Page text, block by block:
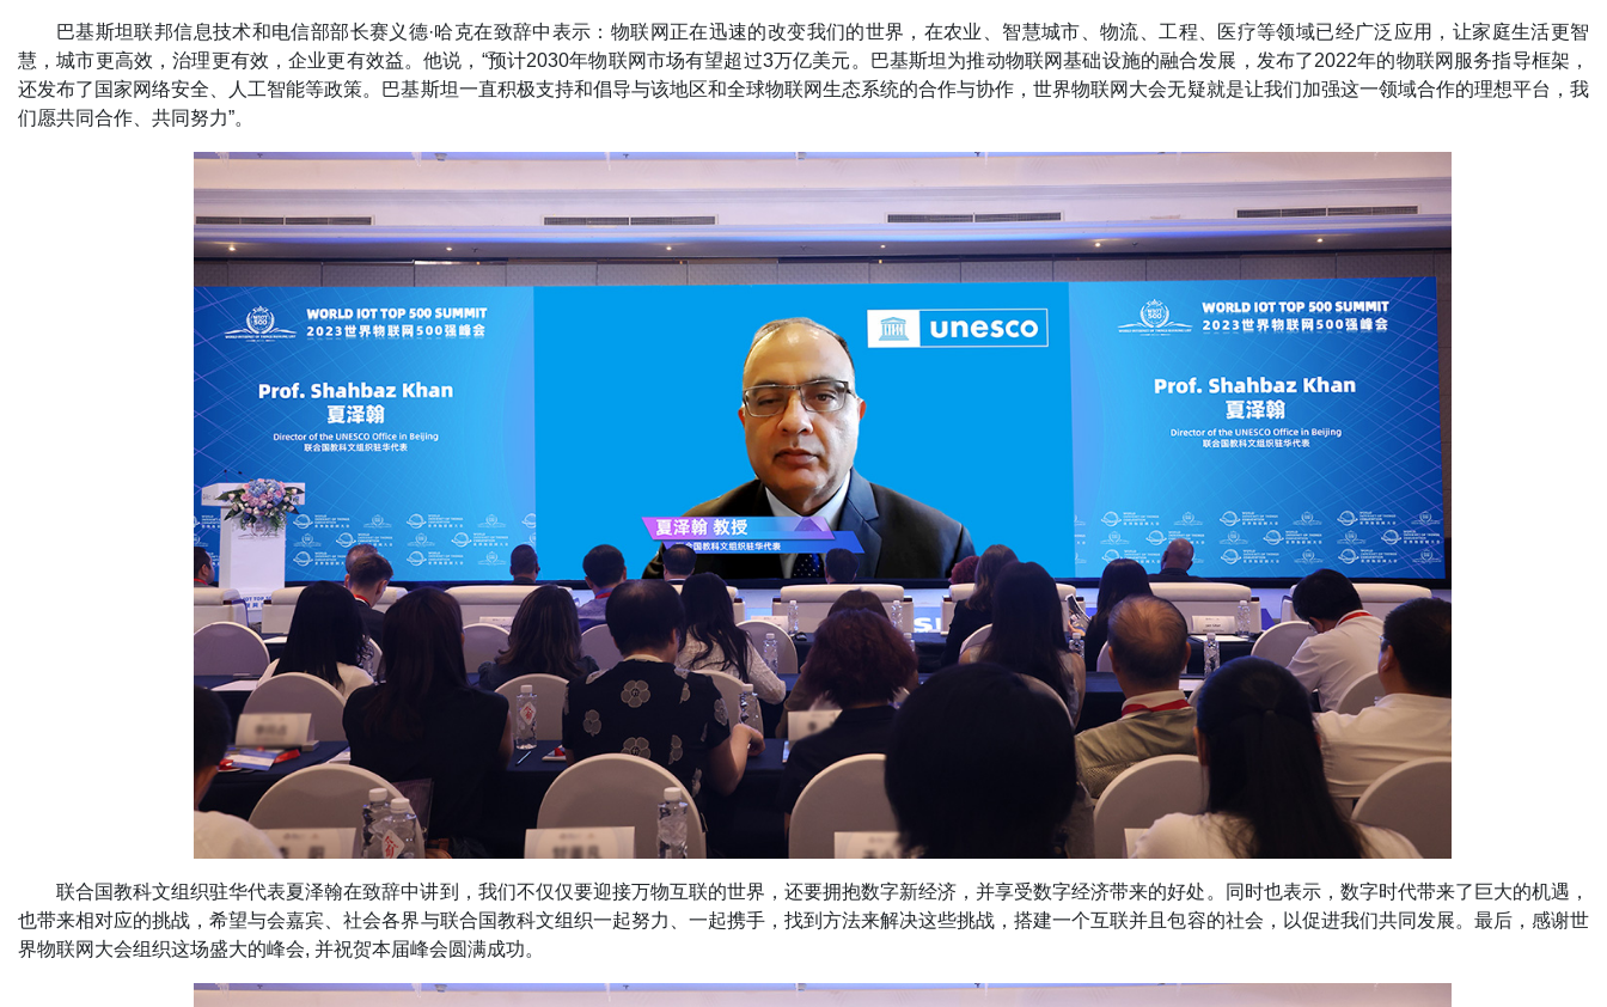
巴基斯坦联邦信息技术和电信部部长赛义德·哈克在致辞中表示：物联网正在迅速的改变我们的世界，在农业、智慧城市、物流、工程、医疗等领域已经广泛应用，让家庭生活更智
慧，城市更高效，治理更有效，企业更有效益。他说，“预计2030年物联网市场有望超过3万亿美元。巴基斯坦为推动物联网基础设施的融合发展，发布了2022年的物联网服务指导框架，
还发布了国家网络安全、人工智能等政策。巴基斯坦一直积极支持和倡导与该地区和全球物联网生态系统的合作与协作，世界物联网大会无疑就是让我们加强这一领域合作的理想平台，我
们愿共同合作、共同努力”。
联合国教科文组织驻华代表夏泽翰在致辞中讲到，我们不仅仅要迎接万物互联的世界，还要拥抱数字新经济，并享受数字经济带来的好处。同时也表示，数字时代带来了巨大的机遇，
也带来相对应的挑战，希望与会嘉宾、社会各界与联合国教科文组织一起努力、一起携手，找到方法来解决这些挑战，搭建一个互联并且包容的社会，以促进我们共同发展。最后，感谢世
界物联网大会组织这场盛大的峰会, 并祝贺本届峰会圆满成功。